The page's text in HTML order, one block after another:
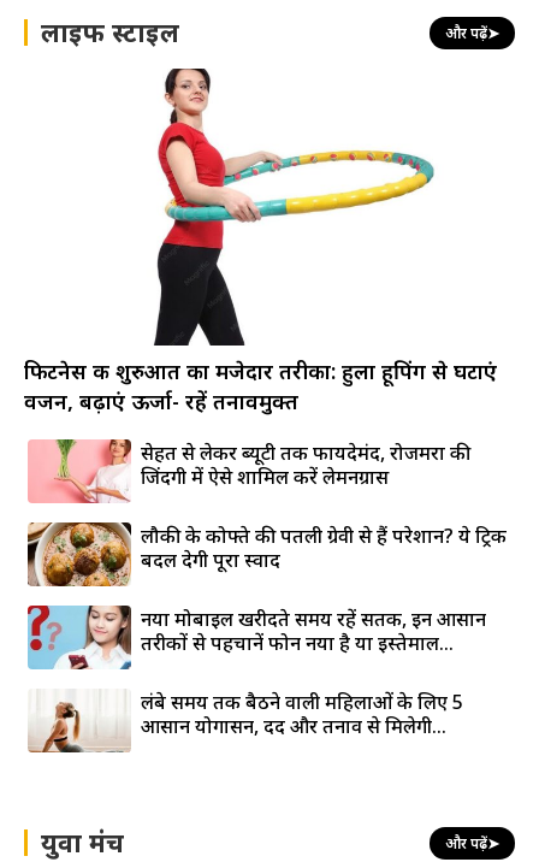
लाइफ स्टाइल और पढ़ें➤
फिटनेस की शुरुआत का मजेदार तरीका: हुला हूपिंग से घटाएं
वजन, बढ़ाएं ऊर्जा- रहें तनावमुक्त
सेहत से लेकर ब्यूटी तक फायदेमंद, रोजमर्रा की
जिंदगी में ऐसे शामिल करें लेमनग्रास
लौकी के कोफ्ते की पतली ग्रेवी से हैं परेशान? ये ट्रिक
बदल देगी पूरा स्वाद
नया मोबाइल खरीदते समय रहें सतर्क, इन आसान
तरीकों से पहचानें फोन नया है या इस्तेमाल...
लंबे समय तक बैठने वाली महिलाओं के लिए 5
आसान योगासन, दर्द और तनाव से मिलेगी...
युवा मंच और पढ़ें➤